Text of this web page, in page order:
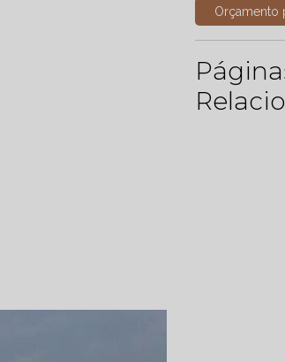
Orçamento